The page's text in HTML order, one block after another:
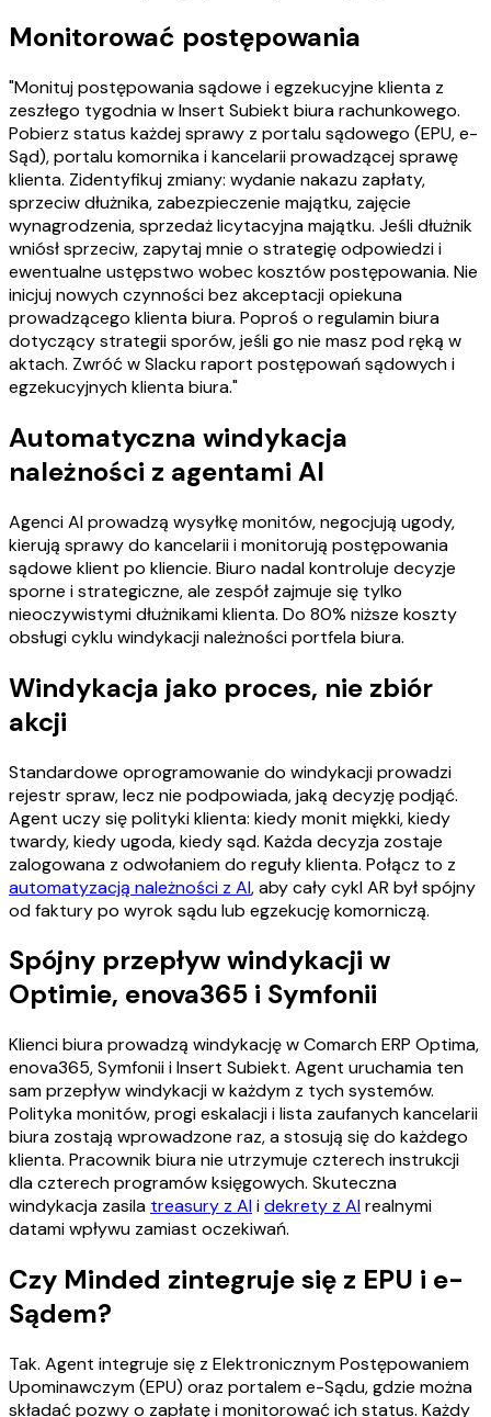
Monitorować postępowania
"Monituj postępowania sądowe i egzekucyjne klienta z
zeszłego tygodnia w Insert Subiekt biura rachunkowego.
Pobierz status każdej sprawy z portalu sądowego (EPU, e-
Sąd), portalu komornika i kancelarii prowadzącej sprawę
klienta. Zidentyfikuj zmiany: wydanie nakazu zapłaty,
sprzeciw dłużnika, zabezpieczenie majątku, zajęcie
wynagrodzenia, sprzedaż licytacyjna majątku. Jeśli dłużnik
wniósł sprzeciw, zapytaj mnie o strategię odpowiedzi i
ewentualne ustępstwo wobec kosztów postępowania. Nie
inicjuj nowych czynności bez akceptacji opiekuna
prowadzącego klienta biura. Poproś o regulamin biura
dotyczący strategii sporów, jeśli go nie masz pod ręką w
aktach. Zwróć w Slacku raport postępowań sądowych i
egzekucyjnych klienta biura."
Automatyczna windykacja
należności z agentami AI
Agenci AI prowadzą wysyłkę monitów, negocjują ugody,
kierują sprawy do kancelarii i monitorują postępowania
sądowe klient po kliencie. Biuro nadal kontroluje decyzje
sporne i strategiczne, ale zespół zajmuje się tylko
nieoczywistymi dłużnikami klienta. Do 80% niższe koszty
obsługi cyklu windykacji należności portfela biura.
Windykacja jako proces, nie zbiór
akcji
Standardowe oprogramowanie do windykacji prowadzi
rejestr spraw, lecz nie podpowiada, jaką decyzję podjąć.
Agent uczy się polityki klienta: kiedy monit miękki, kiedy
twardy, kiedy ugoda, kiedy sąd. Każda decyzja zostaje
zalogowana z odwołaniem do reguły klienta. Połącz to z
automatyzacją należności z AI, aby cały cykl AR był spójny
od faktury po wyrok sądu lub egzekucję komorniczą.
Spójny przepływ windykacji w
Optimie, enova365 i Symfonii
Klienci biura prowadzą windykację w Comarch ERP Optima,
enova365, Symfonii i Insert Subiekt. Agent uruchamia ten
sam przepływ windykacji w każdym z tych systemów.
Polityka monitów, progi eskalacji i lista zaufanych kancelarii
biura zostają wprowadzone raz, a stosują się do każdego
klienta. Pracownik biura nie utrzymuje czterech instrukcji
dla czterech programów księgowych. Skuteczna
windykacja zasila treasury z AIidekrety z AIrealnymi
datami wpływu zamiast oczekiwań.
Czy Minded zintegruje się z EPU i e-
Sądem?
Tak. Agent integruje się z Elektronicznym Postępowaniem
Upominawczym (EPU) oraz portalem e-Sądu, gdzie można
składać pozwy o zapłatę i monitorować ich status. Każdy